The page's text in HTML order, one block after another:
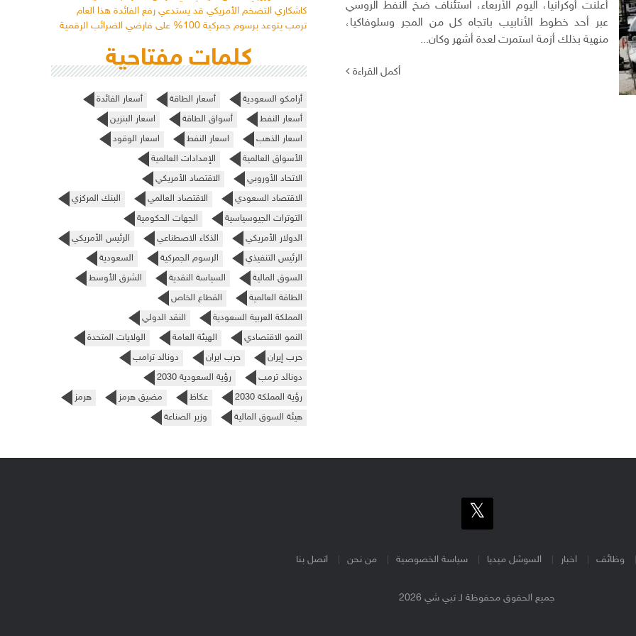
أعلنت أوكرانيا، اليوم الأربعاء، استئناف ضخ النفط الروسي
عبر أحد خطوط الأنابيب باتجاه كل من المجر وسلوفاكيا،
منهية بذلك أزمة استمرت لعدة أشهر وكان...
أكمل القراءة
كاشكاري التضخم الأمريكي قد يستدعي رفع الفائدة هذا العام
ترمب يتوعد برسوم جمركية 100% على فارضي الضرائب الرقمية
كلمات مفتاحية
أرامكو السعودية أسعار الطاقة
أسعار الفائدة
أسعار النفط
أسواق الطاقة
اسعار البنزين
اسعار الذهب
اسعار النفط
اسعار الوقود
الأسواق العالمية
الإمدادات العالمية
الاتحاد الأوروبي
الاقتصاد الأمريكي
الاقتصاد السعودي
الاقتصاد العالمي
البنك المركزي
التوترات الجيوسياسية
الجهات الحكومية
الدولار الأمريكي
الذكاء الاصطناعي
الرئيس الأمريكي
الرئيس التنفيذي
الرسوم الجمركية
السعودية
السوق المالية
السياسة النقدية
الشرق الأوسط
الطاقة العالمية
القطاع الخاص
المملكة العربية السعودية
النقد الدولي
النمو الاقتصادي
الهيئة العامة
الولايات المتحدة
حرب إيران
حرب ايران
دونالد ترامب
دونالد ترمب
رؤية السعودية 2030
رؤية المملكة 2030
عكاظ مضيق هرمز
هرمز
هيئة السوق المالية
وزير الصناعة
وظائف اخبار السوشل ميديا سياسة الخصوصية من نحن اتصل بنا
جميع الحقوق محفوظة لـ تبي شي 2026